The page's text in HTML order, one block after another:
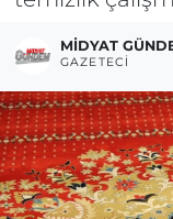
MIDYAT
GAZETECI